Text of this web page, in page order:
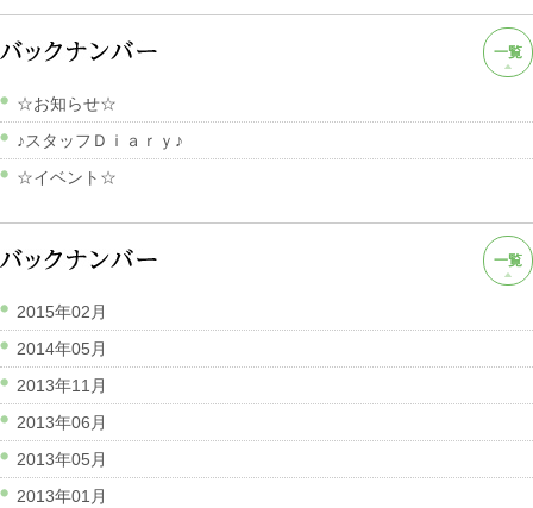
一覧
☆お知らせ☆
♪スタッフＤｉａｒｙ♪
☆イベント☆
一覧
2015年02月
2014年05月
2013年11月
2013年06月
2013年05月
2013年01月